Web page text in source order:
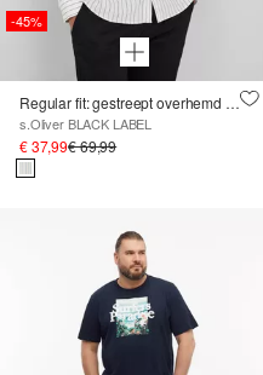
-45%
Regular fit: gestreept overhemd met lange mouwen van stretchkatoen
s.Oliver BLACK LABEL
€ 37,99€ 69,99